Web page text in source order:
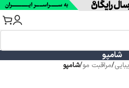
شامپو
/مراقبت مو/شامپو